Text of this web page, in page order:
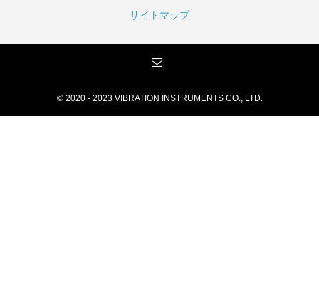
サイトマップ
© 2020 - 2023 VIBRATION INSTRUMENTS CO., LTD.